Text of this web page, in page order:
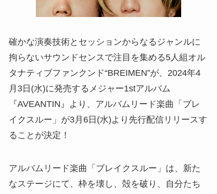
確かな演奏技術とセッションからなるジャンルに
拘らないサウンドセンスで注目を集める5人組オル
タナティブファンクンド“BREIMEN”が、2024年4
月3日(水)に発売するメジャー1stアルバム
『AVEANTIN』より、アルバムリード楽曲「ブレ
イクスルー」が3月6日(水)より先行配信リリースす
ることが決定！
アルバムリード楽曲「ブレイクスルー」は、新た
なステージにて、枠を壊し、殻を破り、自分たち